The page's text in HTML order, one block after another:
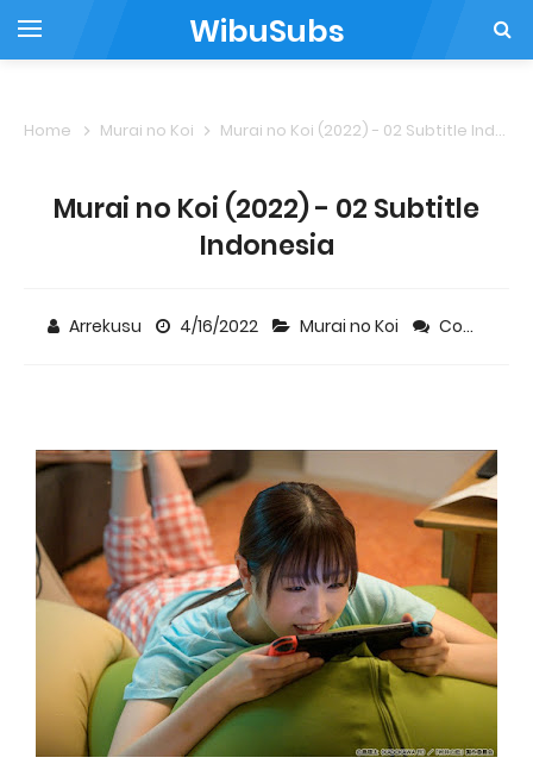
WibuSubs
Home Murai no Koi Murai no Koi (2022) - 02 Subtitle Indonesia
Murai no Koi (2022) - 02 Subtitle
Indonesia
Arrekusu 4/16/2022 Murai no Koi Comment